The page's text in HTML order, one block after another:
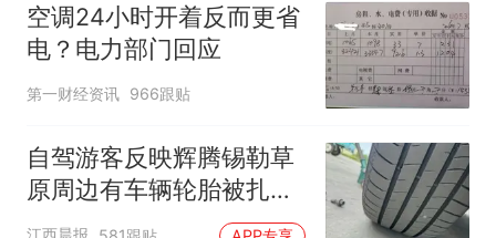
空调24小时开着反而更省
电？电力部门回应
第一财经资讯 966跟贴
自驾游客反映辉腾锡勒草
原周边有车辆轮胎被扎，
修理店铺换胎价格高达千